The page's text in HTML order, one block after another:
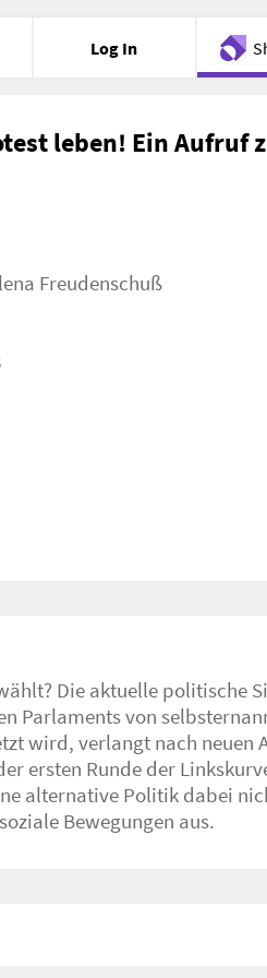
Log In
leben! Ein Aufruf
Freudenschuß
Die aktuelle politische
Parlaments von
wird, verlangt nach neuen
ersten Runde der
alternative Politik dabei
Bewegungen aus.